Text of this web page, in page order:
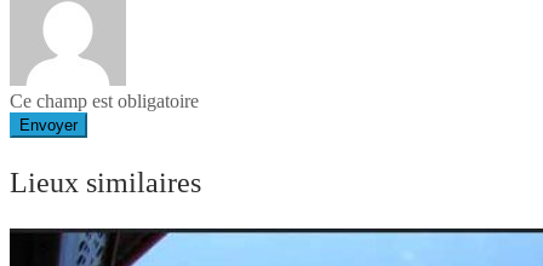
Ce champ est obligatoire
Envoyer
Lieux similaires